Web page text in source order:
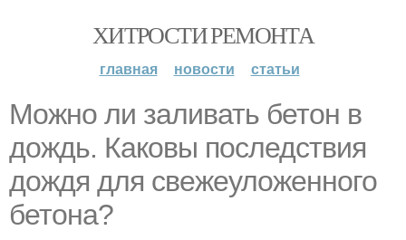
ХИТРОСТИ РЕМОНТА
главная новости статьи
Можно ли заливать бетон в
дождь. Каковы последствия
дождя для свежеуложенного
бетона?